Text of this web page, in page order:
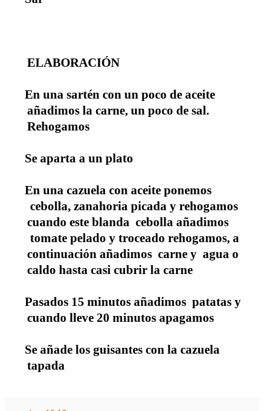
ELABORACIÓN
En una sartén con un poco de aceite
añadimos la carne, un poco de sal.
Rehogamos
Se aparta a un plato
En una cazuela con aceite ponemos
cebolla, zanahoria picada y rehogamos
cuando este blanda cebolla añadimos
tomate pelado y troceado rehogamos, a
continuación añadimos carne y agua o
caldo hasta casi cubrir la carne
Pasados 15 minutos añadimos patatas y
cuando lleve 20 minutos apagamos
Se añade los guisantes con la cazuela
tapada